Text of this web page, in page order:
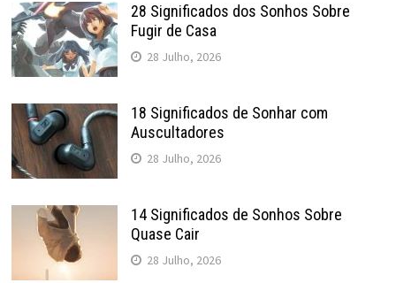
28 Significados dos Sonhos Sobre
Fugir de Casa
28 Julho, 2026
18 Significados de Sonhar com
Auscultadores
28 Julho, 2026
14 Significados de Sonhos Sobre
Quase Cair
28 Julho, 2026